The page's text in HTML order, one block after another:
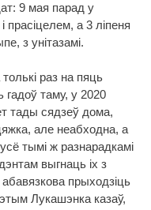
9 мая парад у
а 3 ліпеня
з унітазамі.
раз на пяць
таму, у 2020
тады сядзеў дома,
але неабходна, а
тымі ж разнарадкамі
выгнаць іх з
прыходзіць
Лукашэнка казаў,